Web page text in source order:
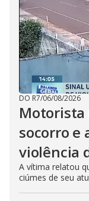
DO R7/06/08/2026
Motorista
socorro e
violência
A vítima relatou
ciúmes de seu